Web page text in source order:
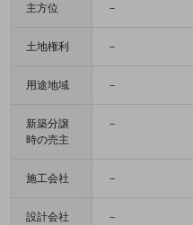
主方位 －
土地権利 －
用途地域 －
新築分譲
時の売主
－
施工会社 －
設計会社 －